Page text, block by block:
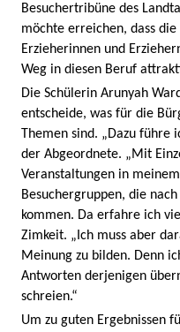
Besuchertribüne des
möchte erreichen, dass
Erzieherinnen und
Weg in diesen Beruf
Die Schülerin Arunyah
entscheide, was für die
Themen sind. „Dazu führe
der Abgeordnete. „Mit
Veranstaltungen in
Besuchergruppen, die
kommen. Da erfahre ich
Zimkeit. „Ich muss aber
Meinung zu bilden. Denn
Antworten derjenigen
schreien.“
Um zu guten Ergebnissen